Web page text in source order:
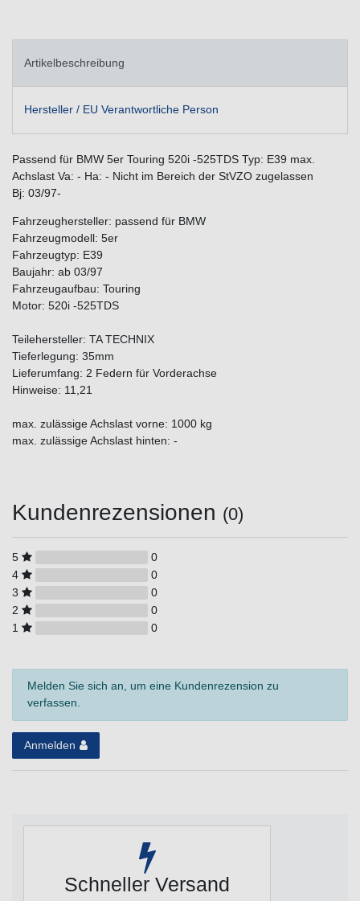
Artikelbeschreibung
Hersteller / EU Verantwortliche Person
Passend für BMW 5er Touring 520i -525TDS Typ: E39 max.
Achslast Va: - Ha: - Nicht im Bereich der StVZO zugelassen
Bj: 03/97-
Fahrzeughersteller: passend für BMW
Fahrzeugmodell: 5er
Fahrzeugtyp: E39
Baujahr: ab 03/97
Fahrzeugaufbau: Touring
Motor: 520i -525TDS
Teilehersteller: TA TECHNIX
Tieferlegung: 35mm
Lieferumfang: 2 Federn für Vorderachse
Hinweise: 11,21
max. zulässige Achslast vorne: 1000 kg
max. zulässige Achslast hinten: -
Kundenrezensionen (0)
5
0
4
0
3
0
2
0
1
0
Melden Sie sich an, um eine Kundenrezension zu
verfassen.
Anmelden
Schneller Versand